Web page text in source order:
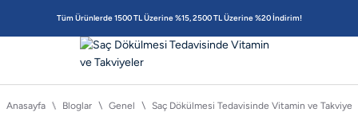
Tüm Ürünlerde 1500 TL Üzerine %15, 2500 TL Üzerine %20 İndirim!
Anasayfa Bloglar Genel Saç Dökülmesi Tedavisinde Vitamin ve